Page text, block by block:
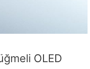
OLED